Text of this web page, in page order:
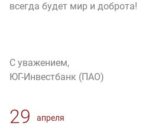
всегда будет мир и доброта!
С уважением,
ЮГ-Инвестбанк (ПАО)
29 апреля